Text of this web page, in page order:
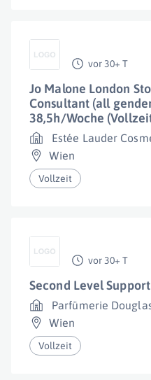
vor 30+ T
Jo Malone London
Consultant (all
38,5h/Woche
Estée Lauder
Wien
Vollzeit
vor 30+ T
Second Level
Parfümerie
Wien
Vollzeit